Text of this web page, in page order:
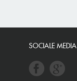
SOCIALE MEDIA